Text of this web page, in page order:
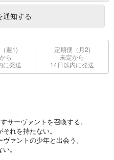
通知する
週1)
ら
に発送
定期便（月2)
未定から
14日以内に発送
サーヴァントを召喚する。
れを持たない。
ァントの少年と出会う。
。